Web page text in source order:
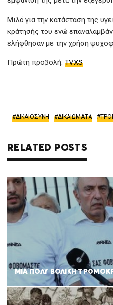
Μιλά για την κατάσταση της
κράτησής του ενώ
ελήφθησαν με την χρήση
Πρώτη προβολή: TVXS
ΔΙΚΑΙΟΣΥΝΗ ΔΙΚΑΙΩΜΑΤΑ
RELATED POSTS
ΜΙΑ ΠΟΛΥ ΒΟΛΙΚΗ